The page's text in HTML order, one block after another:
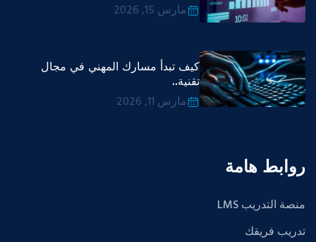
مارس 15, 2026
كيف تبدأ مسارك المهني في مجال
تقنية..
مارس 11, 2026
روابط هامة
منصة التدريب LMS
تدريب فريقك